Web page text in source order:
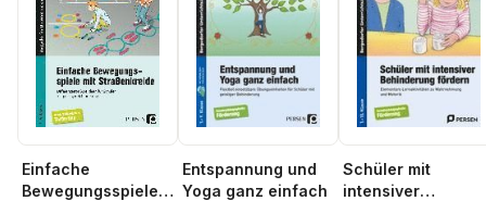
Einfache
Bewegungsspiele
Entspannung und
Yoga ganz einfach
Schüler mit
intensiver